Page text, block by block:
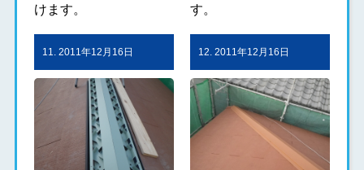
けます。
す。
11. 2011年12月16日 12. 2011年12月16日